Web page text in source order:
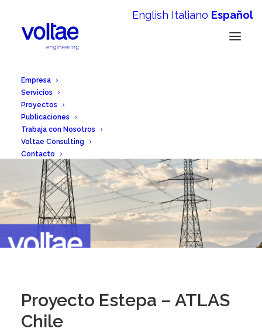
Empresa
Servicios
Proyectos
Publicaciones
Trabaja con Nosotros
Voltae Consulting
Contacto
Proyecto Estepa – ATLAS
Chile
English Italiano Español